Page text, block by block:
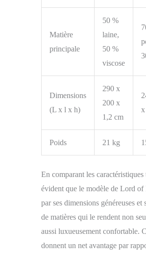
Matière
principale
50 %
laine,
50 %
viscose
Dimensions
(L x l x h)
290 x
200 x
1,2 cm
x
Poids 21 kg
En comparant les
évident que le modèle de Lord of
par ses dimensions généreuses
de matières qui le rendent non
aussi luxueusement confortable.
donnent un net avantage par